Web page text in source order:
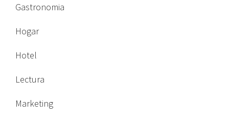
Gastronomia
Hogar
Hotel
Lectura
Marketing